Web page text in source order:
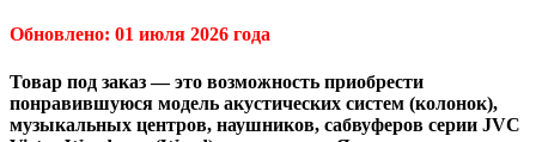
Обновлено: 01 июля 2026 года
Товар под заказ — это возможность приобрести
понравившуюся модель акустических систем (колонок),
музыкальных центров, наушников, сабвуферов серии JVC